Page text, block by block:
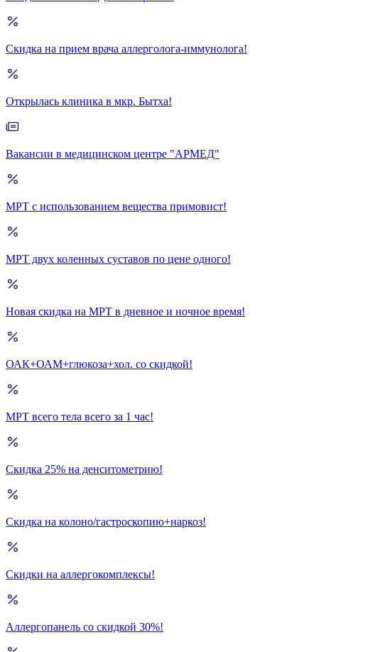
Скидка на прием врача аллерголога-иммунолога!
Открылась клиника в мкр. Бытха!
Вакансии в медицинском центре "АРМЕД"
МРТ с использованием вещества примовист!
МРТ двух коленных суставов по цене одного!
Новая скидка на МРТ в дневное и ночное время!
ОАК+ОАМ+глюкоза+хол. со скидкой!
МРТ всего тела всего за 1 час!
Скидка 25% на денситометрию!
Скидка на колоно/гастроскопию+наркоз!
Скидки на аллергокомплексы!
Аллергопанель со скидкой 30%!